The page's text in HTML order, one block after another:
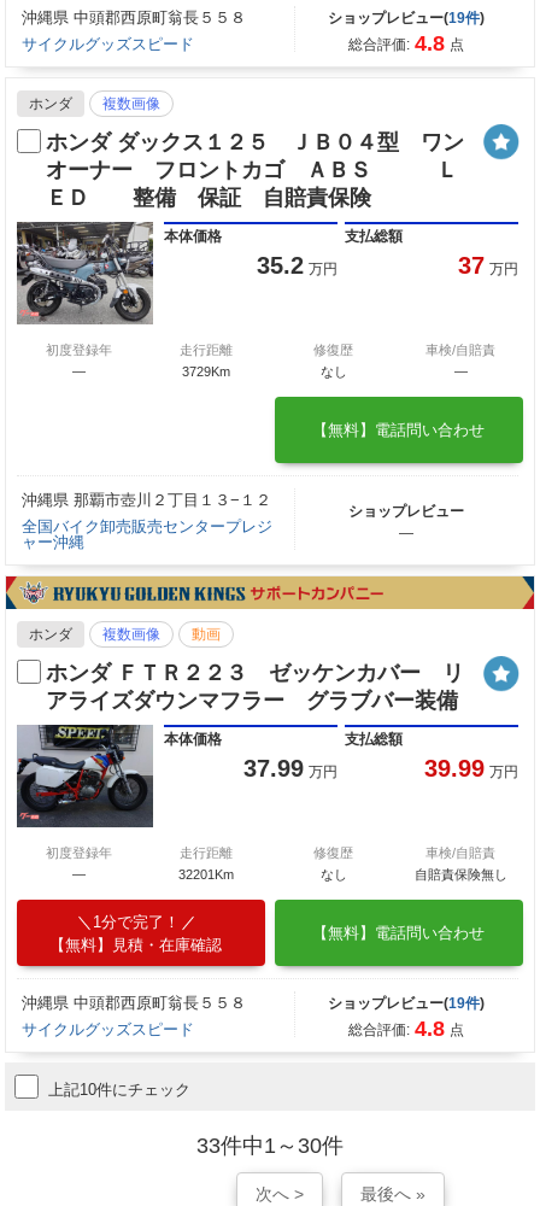
沖縄県 中頭郡西原町翁長５５８
サイクルグッズスピード
ショップレビュー(19件)
総合評価: 4.8 点
ホンダ 複数画像
ホンダ ダックス１２５ ＪＢ０４型 ワン
オーナー フロントカゴ ＡＢＳ Ｌ
ＥＤ 整備 保証 自賠責保険
本体価格
35.2 万円
支払総額
37 万円
初度登録年
―
走行距離
3729Km
修復歴
なし
車検/自賠責
―
【無料】電話問い合わせ
沖縄県 那覇市壺川２丁目１３−１２
全国バイク卸売販売センタープレジ
ャー沖縄
ショップレビュー
―
ホンダ 複数画像 動画
ホンダ ＦＴＲ２２３ ゼッケンカバー リ
アライズダウンマフラー グラブバー装備
本体価格
37.99 万円
支払総額
39.99 万円
初度登録年
―
走行距離
32201Km
修復歴
なし
車検/自賠責
自賠責保険無し
1分で完了！
【無料】見積・在庫確認
【無料】電話問い合わせ
沖縄県 中頭郡西原町翁長５５８
サイクルグッズスピード
ショップレビュー(19件)
総合評価: 4.8 点
上記10件にチェック
33件中1～30件
次へ > 最後へ »